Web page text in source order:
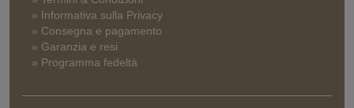
» Informativa sulla Privacy
» Consegna e pagamento
» Garanzia e resi
» Programma fedeltà